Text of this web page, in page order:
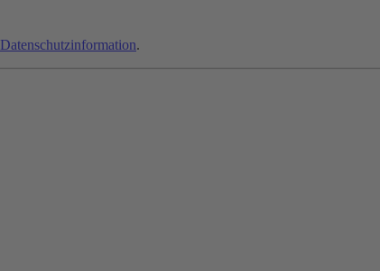
Datenschutzinformation.